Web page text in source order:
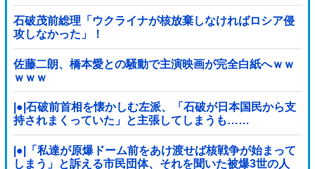
石破茂前総理「ウクライナが核放棄しなければロシア侵
攻しなかった」！
佐藤二朗、橋本愛との騒動で主演映画が完全白紙へｗｗ
ｗｗｗ
|●|石破前首相を懐かしむ左派、「石破が日本国民から支
持されまくっていた」と主張してしまうも……
|●|「私達が原爆ドーム前をあけ渡せば核戦争が始まって
しまう」と訴える市民団体、それを聞いた被爆3世の人